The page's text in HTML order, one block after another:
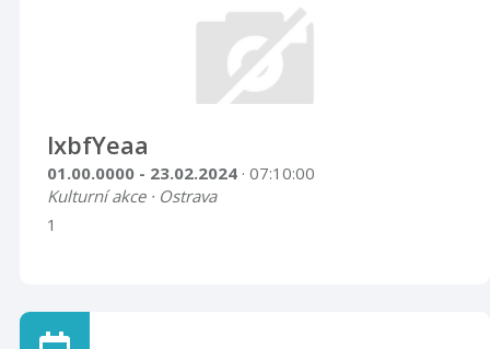
lxbfYeaa
01.00.0000 - 23.02.2024 · 07:10:00
Kulturní akce · Ostrava
1